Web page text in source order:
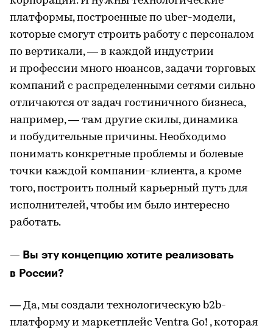
платформы, построенные по uber-модели,
которые смогут строить работу с персоналом
по вертикали, — в каждой индустрии
и профессии много нюансов, задачи торговых
компаний с распределенными сетями сильно
отличаются от задач гостиничного бизнеса,
например, — там другие скилы, динамика
и побудительные причины. Необходимо
понимать конкретные проблемы и болевые
точки каждой компании-клиента, а кроме
того, построить полный карьерный путь для
исполнителей, чтобы им было интересно
работать.
— Вы эту концепцию хотите реализовать
в России?
— Да, мы создали технологическую b2b-
платформу и маркетплейс Ventra Go! , которая